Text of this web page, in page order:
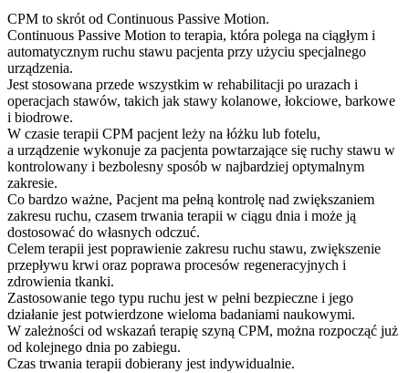
CPM to skrót od Continuous Passive Motion.
Continuous Passive Motion to terapia, która polega na ciągłym i
automatycznym ruchu stawu pacjenta przy użyciu specjalnego
urządzenia.
Jest stosowana przede wszystkim w rehabilitacji po urazach i
operacjach stawów, takich jak stawy kolanowe, łokciowe, barkowe
i biodrowe.
W czasie terapii CPM pacjent leży na łóżku lub fotelu,
a urządzenie wykonuje za pacjenta powtarzające się ruchy stawu w
kontrolowany i bezbolesny sposób w najbardziej optymalnym
zakresie.
Co bardzo ważne, Pacjent ma pełną kontrolę nad zwiększaniem
zakresu ruchu, czasem trwania terapii w ciągu dnia i może ją
dostosować do własnych odczuć.
Celem terapii jest poprawienie zakresu ruchu stawu, zwiększenie
przepływu krwi oraz poprawa procesów regeneracyjnych i
zdrowienia tkanki.
Zastosowanie tego typu ruchu jest w pełni bezpieczne i jego
działanie jest potwierdzone wieloma badaniami naukowymi.
W zależności od wskazań terapię szyną CPM, można rozpocząć już
od kolejnego dnia po zabiegu.
Czas trwania terapii dobierany jest indywidualnie.